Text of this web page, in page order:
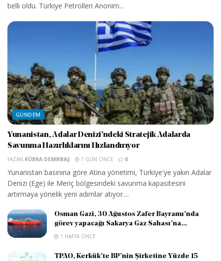
belli oldu. Türkiye Petrolleri Anonim...
GÜNDEM
Yunanistan, Adalar Denizi’ndeki Stratejik Adalarda
Savunma Hazırlıklarını Hızlandırıyor
YAZAN KÜBRA DEMIRBAŞ 7 GÜN ÖNCE 0
Yunanistan basınına göre Atina yönetimi, Türkiye'ye yakın Adalar
Denizi (Ege) ile Meriç bölgesindeki savunma kapasitesini
artırmaya yönelik yeni adımlar atıyor....
Osman Gazi, 30 Ağustos Zafer Bayramı’nda
görev yapacağı Sakarya Gaz Sahası’na...
1 HAFTA ÖNCE
TPAO, Kerkük’te BP’nin Şirketine Yüzde 15